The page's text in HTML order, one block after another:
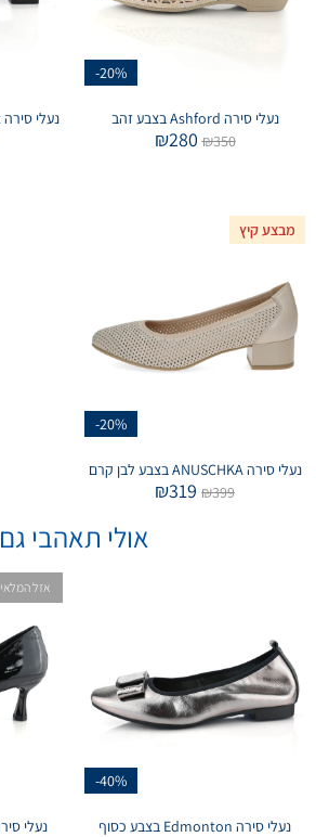
-20%
נעלי סירה Ashford בצבע זהב
₪350
₪280
מבצע קיץ
-20%
נעלי סירה ANUSCHKA בצבע לבן קרם
₪399
₪319
אולי תאהבי גם
-40%
נעלי סירה Edmonton בצבע כסוף
אזל המלאי